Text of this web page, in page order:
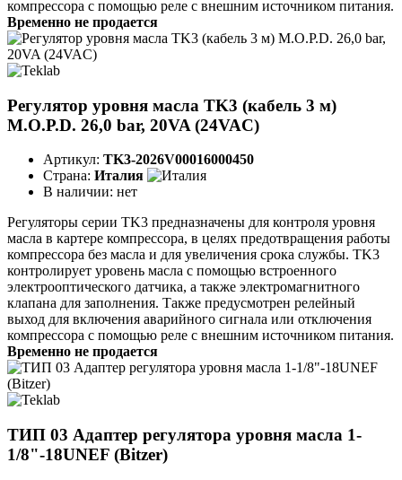
компрессора c помощью реле с внешним источником питания.
Временно не продается
Регулятор уровня масла TK3 (кабель 3 м)
M.O.P.D. 26,0 bar, 20VA (24VAC)
Артикул: TK3-2026V00016000450
Страна: Италия
В наличии: нет
Регуляторы серии TK3 предназначены для контроля уровня
масла в картере компрессора, в целях предотвращения работы
компрессора без масла и для увеличения срока службы. TK3
контролирует уровень масла с помощью встроенного
электрооптического датчика, а также электромагнитного
клапана для заполнения. Также предусмотрен релейный
выход для включения аварийного сигнала или отключения
компрессора c помощью реле с внешним источником питания.
Временно не продается
ТИП 03 Адаптер регулятора уровня масла 1-
1/8"-18UNEF (Bitzer)